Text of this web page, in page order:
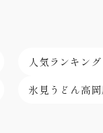
人気ランキング
氷見うどん高